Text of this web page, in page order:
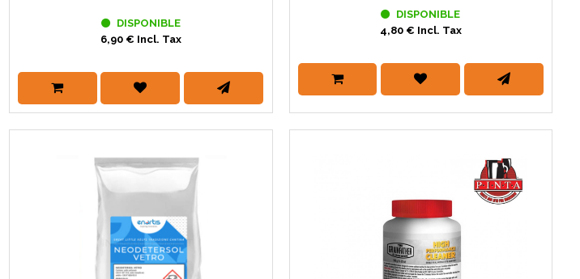
DISPONIBLE
6,90 € Incl. Tax
DISPONIBLE
4,80 € Incl. Tax